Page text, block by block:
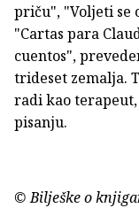
priču", "Voljeti se
"Cartas para
cuentos",
trideset zemalja.
radi kao
pisanju.
© Bilješke o